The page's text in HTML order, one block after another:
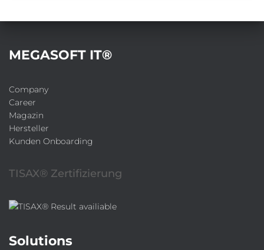
MEGASOFT IT®
Company
Career
Magazin
Hersteller
Kunden Onboarding
TISAX® Zertifizierung
Solutions